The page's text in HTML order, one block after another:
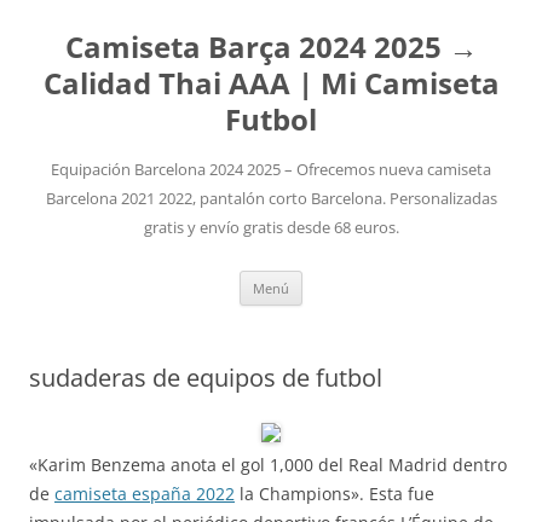
Camiseta Barça 2024 2025 →
Calidad Thai AAA | Mi Camiseta
Futbol
Equipación Barcelona 2024 2025 – Ofrecemos nueva camiseta
Barcelona 2021 2022, pantalón corto Barcelona. Personalizadas
gratis y envío gratis desde 68 euros.
Menú
sudaderas de equipos de futbol
«Karim Benzema anota el gol 1,000 del Real Madrid dentro
de camiseta españa 2022 la Champions». Esta fue